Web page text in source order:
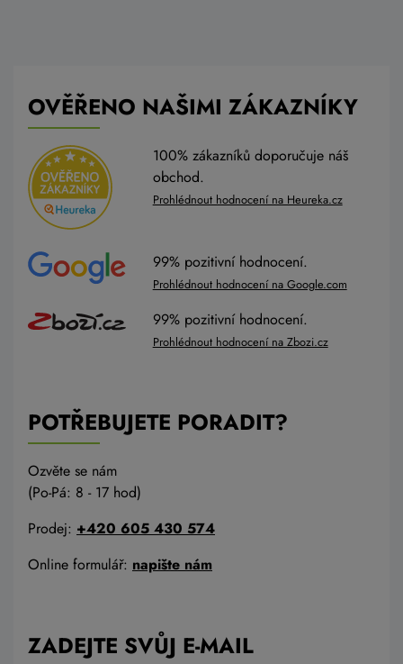
OVĚŘENO NAŠIMI ZÁKAZNÍKY
100% zákazníků doporučuje náš
obchod.
Prohlédnout hodnocení na Heureka.cz
99% pozitivní hodnocení.
Prohlédnout hodnocení na Google.com
99% pozitivní hodnocení.
Prohlédnout hodnocení na Zbozi.cz
POTŘEBUJETE PORADIT?
Ozvěte se nám
(Po-Pá: 8 - 17 hod)
Prodej: +420 605 430 574
Online formulář: napište nám
ZADEJTE SVŮJ E-MAIL